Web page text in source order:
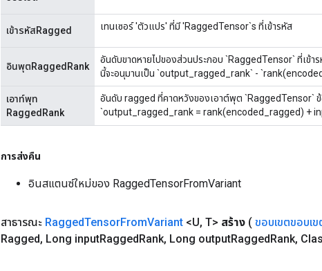
เข้ารหัสRagged เทนเซอร์ 'ตัวแปร' ที่มี 'RaggedTensor`s ที่เข้ารหัส
อินพุตRaggedRank
อันดับขาดหายไปของส่วนประกอบ `RaggedTensor` ที่เข้า
นี้จะอนุมานเป็น `output_ragged_rank` -
เอาท์พุท
RaggedRank
อันดับ ragged ที่คาดหวังของเอาต์พุต `RaggedTensor`
`output_ragged_rank = rank(encoded_ragged) +
การส่งคืน
อินสแตนซ์ใหม่ของ RaggedTensorFromVariant
สาธารณะ RaggedTensorFromVariant <U, T> สร้าง ( ขอบเขตขอบเข
Ragged, Long inputRaggedRank, Long outputRaggedRank,